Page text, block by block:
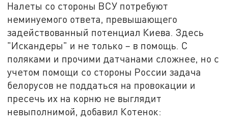
Налеты со стороны ВСУ потребуют
неминуемого ответа, превышающего
задействованный потенциал Киева. Здесь
"Искандеры" и не только – в помощь. С
поляками и прочими датчанами сложнее, но с
учетом помощи со стороны России задача
белорусов не поддаться на провокации и
пресечь их на корню не выглядит
невыполнимой, добавил Котенок: